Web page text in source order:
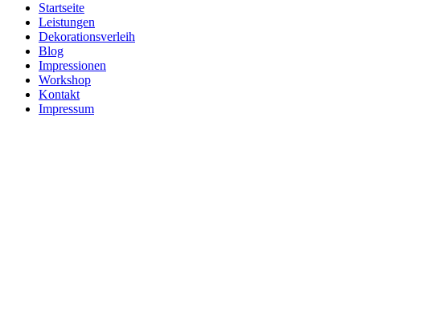
Startseite
Leistungen
Dekorationsverleih
Blog
Impressionen
Workshop
Kontakt
Impressum